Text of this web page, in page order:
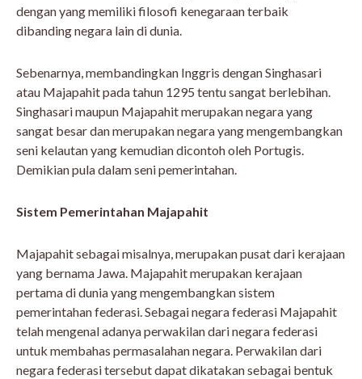
dengan yang memiliki filosofi kenegaraan terbaik
dibanding negara lain di dunia.
Sebenarnya, membandingkan Inggris dengan Singhasari
atau Majapahit pada tahun 1295 tentu sangat berlebihan.
Singhasari maupun Majapahit merupakan negara yang
sangat besar dan merupakan negara yang mengembangkan
seni kelautan yang kemudian dicontoh oleh Portugis.
Demikian pula dalam seni pemerintahan.
Sistem Pemerintahan Majapahit
Majapahit sebagai misalnya, merupakan pusat dari kerajaan
yang bernama Jawa. Majapahit merupakan kerajaan
pertama di dunia yang mengembangkan sistem
pemerintahan federasi. Sebagai negara federasi Majapahit
telah mengenal adanya perwakilan dari negara federasi
untuk membahas permasalahan negara. Perwakilan dari
negara federasi tersebut dapat dikatakan sebagai bentuk